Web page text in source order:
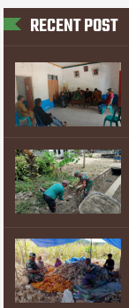
RECENT POST